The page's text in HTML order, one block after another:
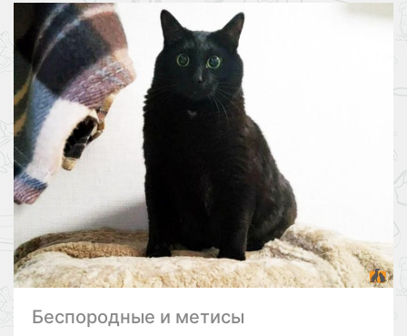
Беспородные и метисы